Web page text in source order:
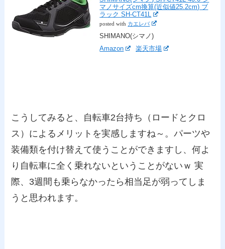
マノサイズcm換算(近似値25.2cm) ブ
ラック SH-CT41L
posted with カエレバ
SHIMANO(シマノ)
Amazon
楽天市場
こうしてみると、自転車2台持ち（ロードとクロ
ス）によるメリットを実感しますね～。パーツや
装備類を付け替えて使うことができますし、何よ
り自転車に全く乗れないということがないｗ 実
際、3週間も乗らなかったら相当足が弱ってしま
うと思われます。